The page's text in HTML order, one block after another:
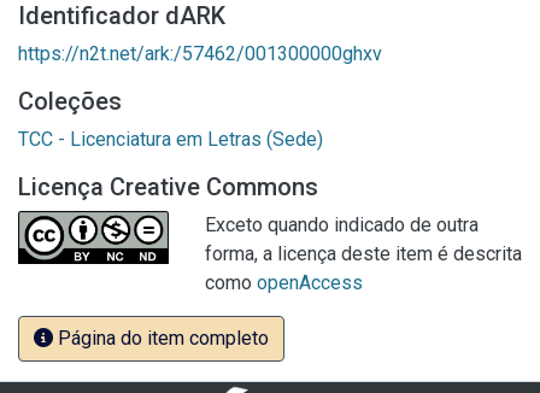
Identificador dARK
https://n2t.net/ark:/57462/001300000ghxv
Coleções
TCC - Licenciatura em Letras (Sede)
Licença Creative Commons
Exceto quando indicado de outra
forma, a licença deste item é descrita
como openAccess
Página do item completo